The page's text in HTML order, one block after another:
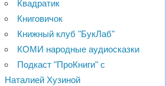
Квадратик
Книговичок
Книжный клуб "БукЛаб"
КОМИ народные аудиосказки
Подкаст "ПроКниги" с
Наталией Хузиной